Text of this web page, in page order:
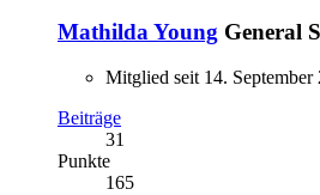
Mathilda Young General
Mitglied seit 14. September
Beiträge
31
Punkte
165